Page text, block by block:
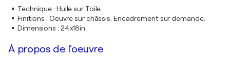
Technique: Huile sur Toile
Finitions : Oeuvre sur châssis. Encadrement sur demande.
Dimensions : 24x18in
À propos de l'oeuvre